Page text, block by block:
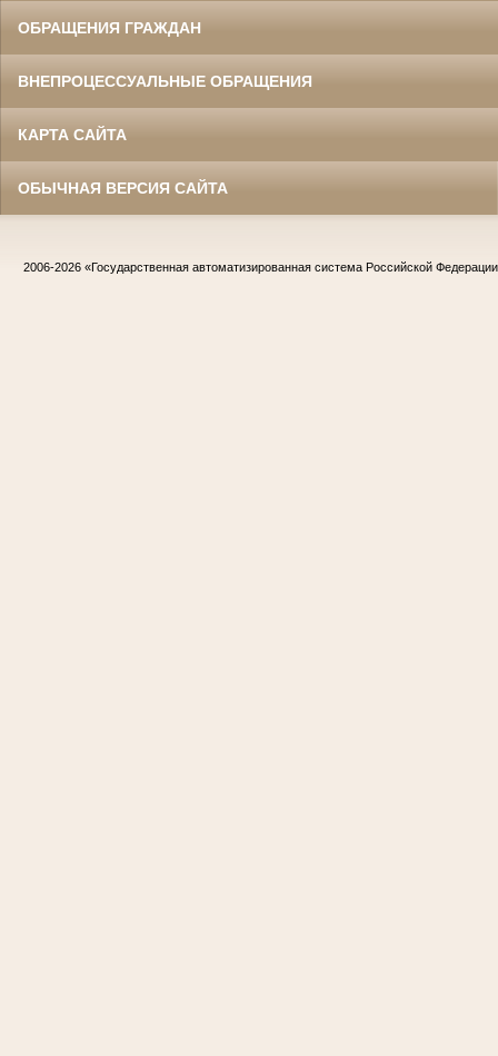
Жилин Иван Назарович
Судья Белгородского областного суда
ОБРАЩЕНИЯ ГРАЖДАН
ВНЕПРОЦЕССУАЛЬНЫЕ ОБРАЩЕНИЯ
КАРТА САЙТА
ОБЫЧНАЯ ВЕРСИЯ САЙТА
2006-2026 «Государственная автоматизированная система Российской